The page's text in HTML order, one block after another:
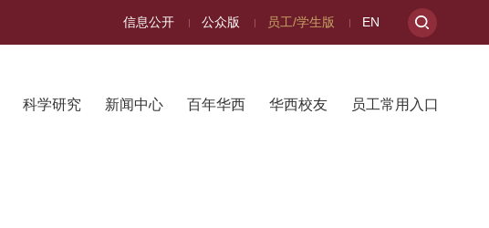
信息公开 公众版 员工/学生版 EN
科学研究 新闻中心 百年华西 华西校友 员工常用入口